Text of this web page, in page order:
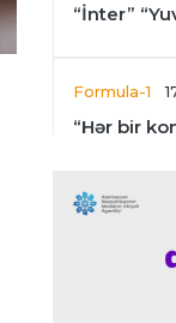
“İnter”
Formula-1
“Hər bir
Norveç